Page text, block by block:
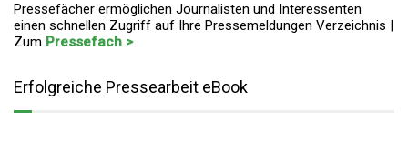
Pressefächer ermöglichen Journalisten und Interessenten
einen schnellen Zugriff auf Ihre Pressemeldungen Verzeichnis |
Zum Pressefach >
Erfolgreiche Pressearbeit eBook